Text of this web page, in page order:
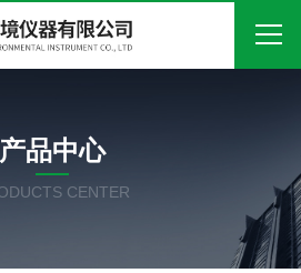
关于我们
产品中心
产品中心
CENTER